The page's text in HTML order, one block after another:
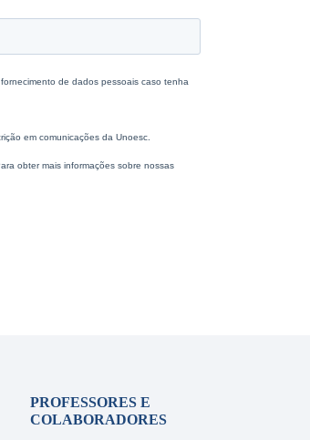
PROFESSORES E
COLABORADORES